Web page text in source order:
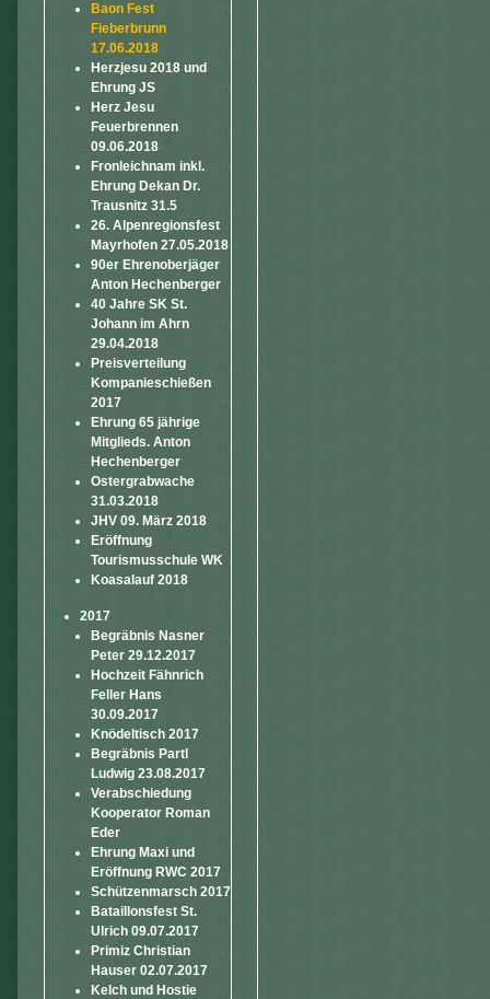
Baon Fest
Fieberbrunn
17.06.2018
Herzjesu 2018 und
Ehrung JS
Herz Jesu
Feuerbrennen
09.06.2018
Fronleichnam inkl.
Ehrung Dekan Dr.
Trausnitz 31.5
26. Alpenregionsfest
Mayrhofen 27.05.2018
90er Ehrenoberjäger
Anton Hechenberger
40 Jahre SK St.
Johann im Ahrn
29.04.2018
Preisverteilung
Kompanieschießen
2017
Ehrung 65 jährige
Mitglieds. Anton
Hechenberger
Ostergrabwache
31.03.2018
JHV 09. März 2018
Eröffnung
Tourismusschule WK
Koasalauf 2018
2017
Begräbnis Nasner
Peter 29.12.2017
Hochzeit Fähnrich
Feller Hans
30.09.2017
Knödeltisch 2017
Begräbnis Partl
Ludwig 23.08.2017
Verabschiedung
Kooperator Roman
Eder
Ehrung Maxi und
Eröffnung RWC 2017
Schützenmarsch 2017
Bataillonsfest St.
Ulrich 09.07.2017
Primiz Christian
Hauser 02.07.2017
Kelch und Hostie